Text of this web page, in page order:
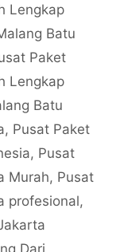
Lengkap
Batu
Paket
Lengkap
Batu
, Pusat Paket
, Pusat
Murah, Pusat
profesional,
Dari